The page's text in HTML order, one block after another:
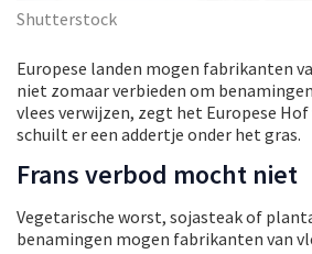
Shutterstock
Europese landen mogen fabrikanten
niet zomaar verbieden om
vlees verwijzen, zegt het Europese
schuilt er een addertje onder het gras.
Frans verbod mocht niet
Vegetarische worst, sojasteak of
benamingen mogen fabrikanten van